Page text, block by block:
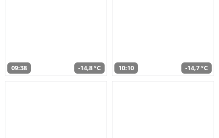
09:38 -14,8 °C 10:10 -14,7 °C